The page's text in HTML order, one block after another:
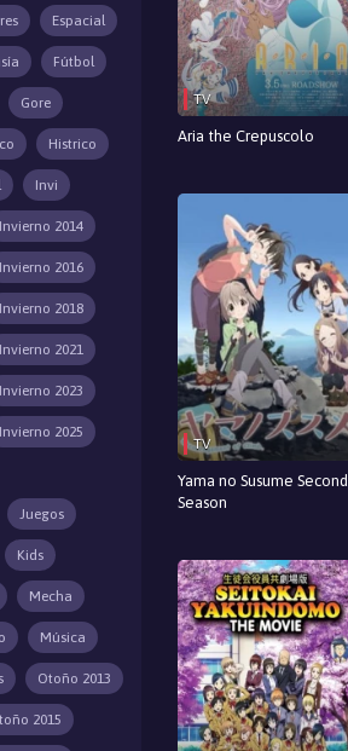
Espacial
Fútbol
Gore
Histrico
Invi
Invierno 2014
Invierno 2016
Invierno 2018
Invierno 2021
Invierno 2023
Invierno 2025
Juegos
Kids
Mecha
Música
Otoño 2013
2015
TV
Aria the Crepuscolo
TV
Yama no Susume Second
Season